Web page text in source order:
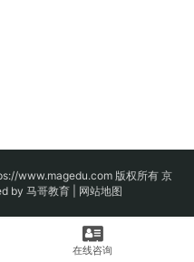
www.magedu.com 版权所有 京
by 马哥教育 | 网站地图
在线咨询